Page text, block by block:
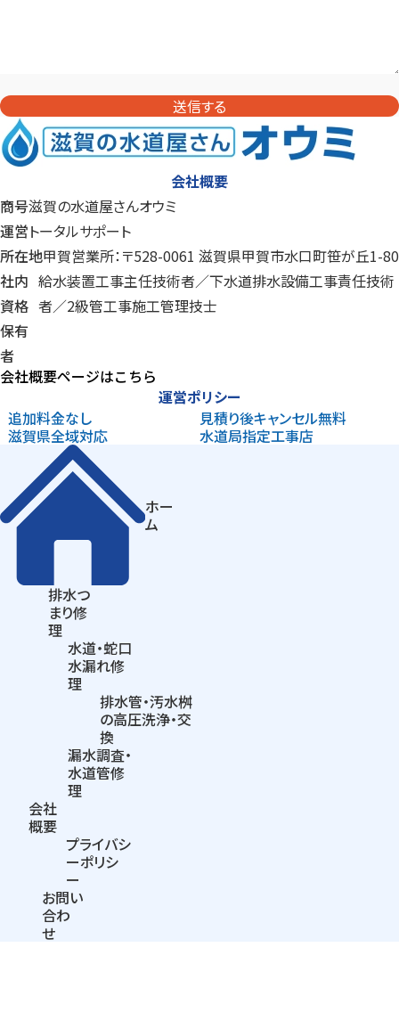
送信する
会社概要
商号滋賀の水道屋さんオウミ
運営トータルサポート
所在地甲賀営業所：〒528-0061 滋賀県甲賀市水口町笹が丘1-80
社内
資格
保有
者
給水装置工事主任技術者／下水道排水設備工事責任技術
者／2級管工事施工管理技士
会社概要ページはこちら
運営ポリシー
追加料金なし
見積り後キャンセル無料
滋賀県全域対応 水道局指定工事店
ホー
ム
排水つ
まり修
理
水道・蛇口
水漏れ修
理
排水管・汚水桝
の高圧洗浄・交
換
漏水調査・
水道管修
理
会社
概要
プライバシ
ーポリシ
ー
お問い
合わ
せ